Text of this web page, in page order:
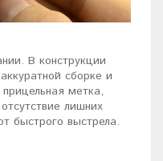
В конструкции
сборке и
метка,
лишних
быстрого выстрела.